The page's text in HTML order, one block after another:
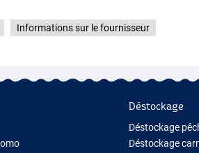
Informations sur le fournisseur
Déstockage
Déstockage
Déstockage